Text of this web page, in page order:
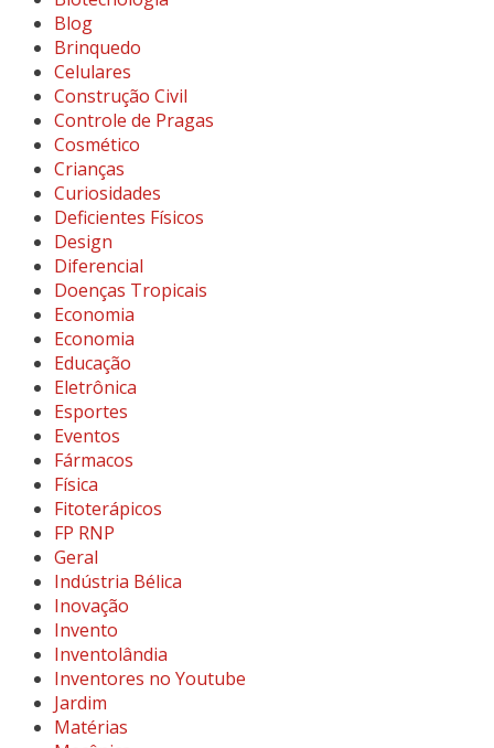
Blog
Brinquedo
Celulares
Construção Civil
Controle de Pragas
Cosmético
Crianças
Curiosidades
Deficientes Físicos
Design
Diferencial
Doenças Tropicais
Economia
Economia
Educação
Eletrônica
Esportes
Eventos
Fármacos
Física
Fitoterápicos
FP RNP
Geral
Indústria Bélica
Inovação
Invento
Inventolândia
Inventores no Youtube
Jardim
Matérias